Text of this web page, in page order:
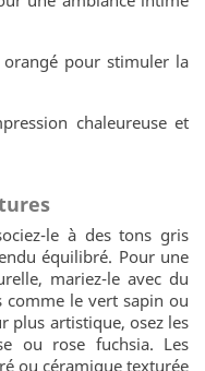
pour stimuler la
chaleureuse et
le à des tons gris
équilibré. Pour une
mariez-le avec du
le vert sapin ou
plus artistique, osez les
ou rose fuchsia. Les
ou céramique texturée